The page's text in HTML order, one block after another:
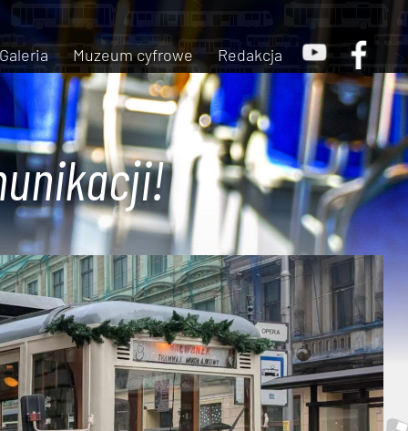
Galeria Muzeum cyfrowe Redakcja